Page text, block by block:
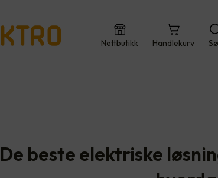
Nettbutikk Handlekurv
De beste elektriske